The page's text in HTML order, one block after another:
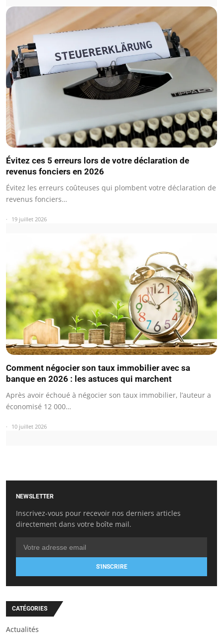
Évitez ces 5 erreurs lors de votre déclaration de
revenus fonciers en 2026
Évitez les erreurs coûteuses qui plombent votre déclaration de
revenus fonciers…
19 juillet 2026
Comment négocier son taux immobilier avec sa
banque en 2026 : les astuces qui marchent
Après avoir échoué à négocier son taux immobilier, l’auteur a
économisé 12 000…
10 juillet 2026
NEWSLETTER
Inscrivez-vous pour recevoir nos derniers articles
directement dans votre boîte mail.
S'INSCRIRE
CATÉGORIES
Actualités